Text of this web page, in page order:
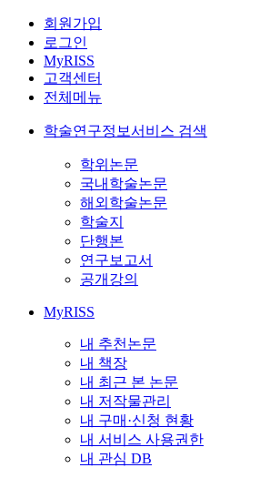
회원가입
로그인
MyRISS
고객센터
전체메뉴
학술연구정보서비스 검색
학위논문
국내학술논문
해외학술논문
학술지
단행본
연구보고서
공개강의
MyRISS
내 추천논문
내 책장
내 최근 본 논문
내 저작물관리
내 구매·신청 현황
내 서비스 사용권한
내 관심 DB